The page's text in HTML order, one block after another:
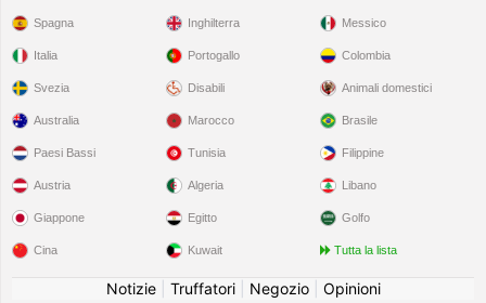
Spagna
Italia
Svezia
Inghilterra
Portogallo
Disabili
Messico
Colombia
Animali domestici
Australia
Paesi Bassi
Austria
Giappone
Cina
Marocco
Tunisia
Algeria
Egitto
Kuwait
Brasile
Filippine
Libano
Golfo
Tutta la lista
Notizie| Truffatori| Negozio| Opinioni